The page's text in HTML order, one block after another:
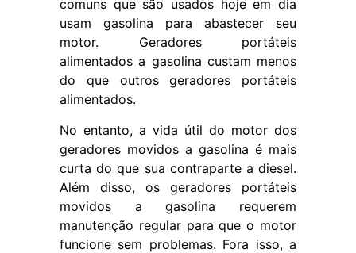
comuns que são usados ​​hoje em dia
usam gasolina para abastecer seu
motor. Geradores portáteis
alimentados a gasolina custam menos
do que outros geradores portáteis
alimentados.
No entanto, a vida útil do motor dos
geradores movidos a gasolina é mais
curta do que sua contraparte a diesel.
Além disso, os geradores portáteis
movidos a gasolina requerem
manutenção regular para que o motor
funcione sem problemas. Fora isso, a